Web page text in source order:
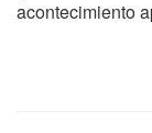
acontecimiento